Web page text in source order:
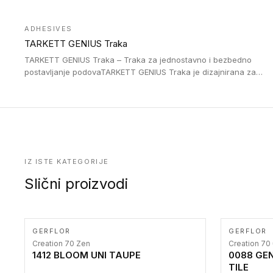
uglom, sa poluprečnikom savijanja od 2R za stepenice više od
16 cm. Poste i verzije od aluminijuma za oblasti pod visokim
opterećenjem. Postavljaju se na postojeći pod. Veoma su
ADHESIVES
TARKETT GENIUS Traka
TARKETT GENIUS Traka – Traka za jednostavno i bezbedno
postavljanje podovaTARKETT GENIUS Traka je dizajnirana za
IZ ISTE KATEGORIJE
Slični proizvodi
GERFLOR
Creation 70 Zen
1412 BLOOM UNI TAUPE
GERFLOR
Creation 70
0088
TILE